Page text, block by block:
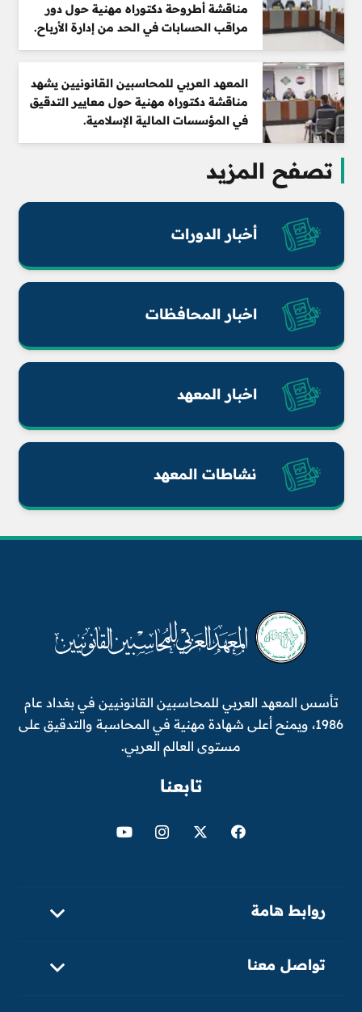
مناقشة أطروحة دكتوراه مهنية حول دور
مراقب الحسابات في الحد من إدارة الأرباح.
المعهد العربي للمحاسبين القانونيين يشهد
مناقشة دكتوراه مهنية حول معايير التدقيق
في المؤسسات المالية الإسلامية.
تصفح المزيد
أخبار الدورات
اخبار المحافظات
اخبار المعهد
نشاطات المعهد
تأسس المعهد العربي للمحاسبين القانونيين في بغداد عام
1986، ويمنح أعلى شهادة مهنية في المحاسبة والتدقيق على
مستوى العالم العربي.
تابعنا
روابط هامة
تواصل معنا